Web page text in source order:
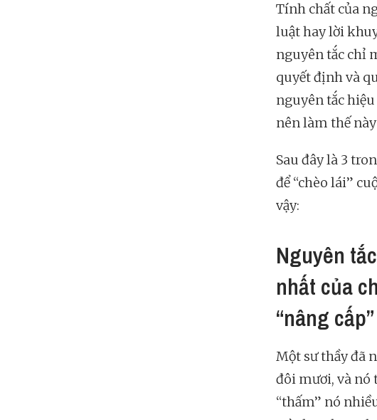
Tính chất của
luật hay lời
nguyên tắc chỉ
quyết định và
nguyên tắc
nên làm thế
Sau đây là 3
để “chèo lái”
vậy:
Nguyên
nhất của
“nâng
Một sư thầy đã
đôi mươi, và nó
“thấm” nó